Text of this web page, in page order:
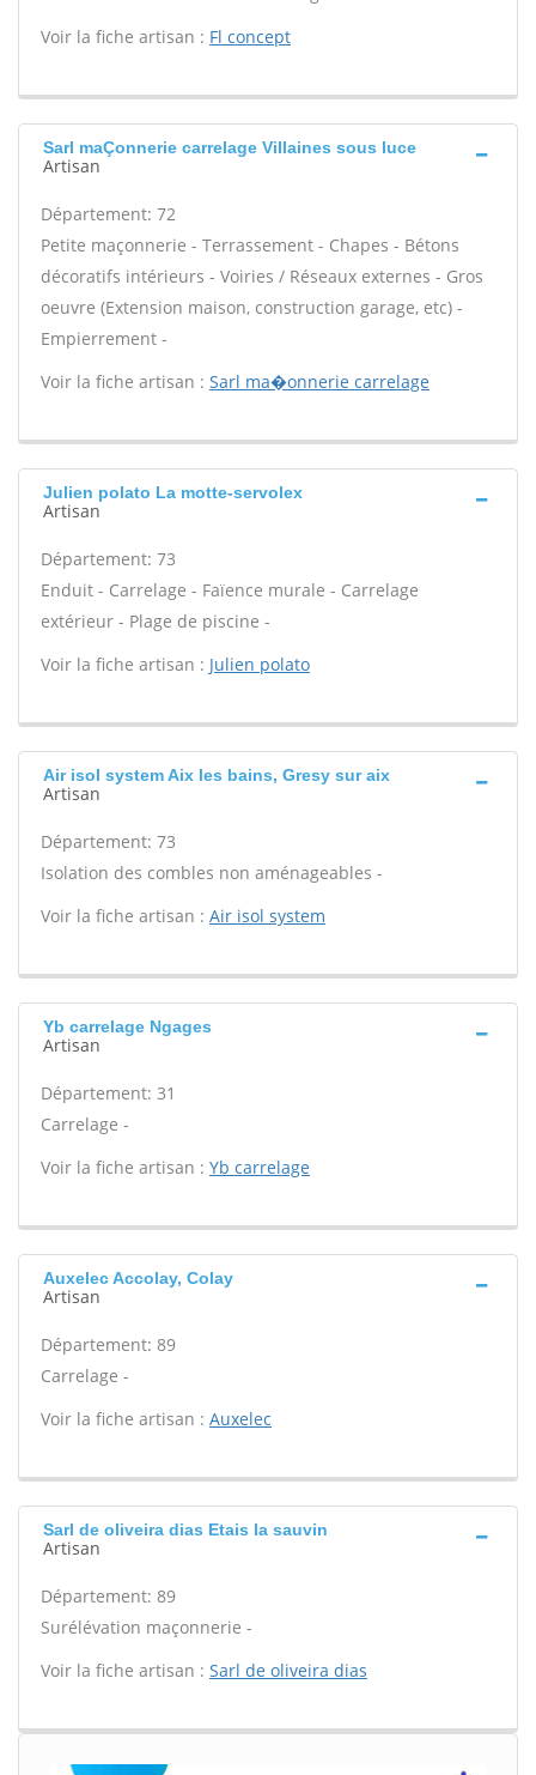
Voir la fiche artisan : Fl concept
Sarl maÇonnerie carrelage Villaines sous luce
Artisan
Département: 72
Petite maçonnerie - Terrassement - Chapes - Bétons
décoratifs intérieurs - Voiries / Réseaux externes - Gros
oeuvre (Extension maison, construction garage, etc) -
Empierrement -
Voir la fiche artisan : Sarl ma�onnerie carrelage
Julien polato La motte-servolex
Artisan
Département: 73
Enduit - Carrelage - Faïence murale - Carrelage
extérieur - Plage de piscine -
Voir la fiche artisan : Julien polato
Air isol system Aix les bains, Gresy sur aix
Artisan
Département: 73
Isolation des combles non aménageables -
Voir la fiche artisan : Air isol system
Yb carrelage Ngages
Artisan
Département: 31
Carrelage -
Voir la fiche artisan : Yb carrelage
Auxelec Accolay, Colay
Artisan
Département: 89
Carrelage -
Voir la fiche artisan : Auxelec
Sarl de oliveira dias Etais la sauvin
Artisan
Département: 89
Surélévation maçonnerie -
Voir la fiche artisan : Sarl de oliveira dias